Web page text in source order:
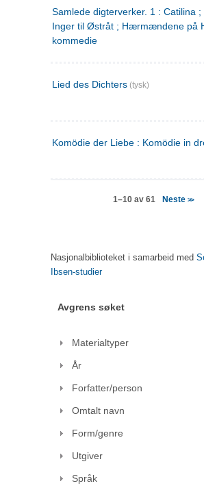
Samlede digterverker. 1 : Catilina ;
Inger til Østråt ; Hærmændene på
kommedie
Lied des Dichters (tysk)
Komödie der Liebe : Komödie in
1–10 av 61 Neste>>
Nasjonalbiblioteket i samarbeid med
Ibsen-studier
Avgrens søket
Materialtyper
År
Forfatter/person
Omtalt navn
Form/genre
Utgiver
Språk